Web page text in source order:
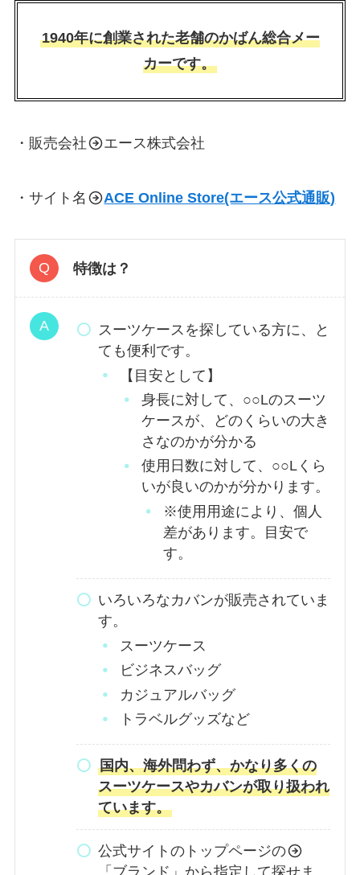
1940年に創業された老舗のかばん総合メー
カーです。
・販売会社 エース株式会社
・サイト名 ACE Online Store(エース公式通販)
特徴は？
スーツケースを探している方に、と
ても便利です。
【目安として】
身長に対して、○○Lのスーツ
ケースが、どのくらいの大き
さなのかが分かる
使用日数に対して、○○Lくら
いが良いのかが分かります。
※使用用途により、個人
差があります。目安で
す。
いろいろなカバンが販売されていま
す。
スーツケース
ビジネスバッグ
カジュアルバッグ
トラベルグッズなど
国内、海外問わず、かなり多くの
スーツケースやカバンが取り扱われ
ています。
公式サイトのトップページの